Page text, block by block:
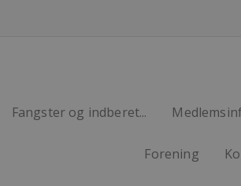
Fangster og indberet...
Forening